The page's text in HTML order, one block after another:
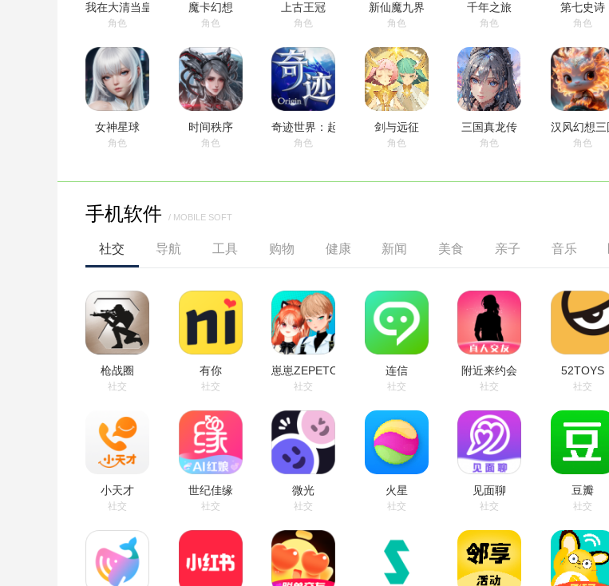
我在大清当皇帝
角色
魔卡幻想
角色
上古王冠
角色
新仙魔九界
角色
千年之旅
角色
第七史诗
角色
女神星球
角色
时间秩序
角色
奇迹世界：起源
角色
剑与远征
角色
三国真龙传
角色
汉风幻想三
角色
航海王：燃烧意志
角色
公主的魔法城堡 天涯明月刀 烟雨江湖 绝区零 不良人：破
手机软件 / MOBILE SOFT
社交 导航 工具 购物 健康 新闻 美食 亲子 音乐
枪战圈
社交
有你
社交
崽崽ZEPETO
社交
连信
社交
附近来约会
社交
52TOYS
社交
小天才
社交
世纪佳缘
社交
微光
社交
火星
社交
见面聊
社交
豆瓣
社交